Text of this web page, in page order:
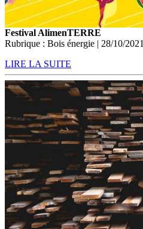
Festival AlimenTERRE
Rubrique : Bois énergie | 28/10/2021
LIRE LA SUITE